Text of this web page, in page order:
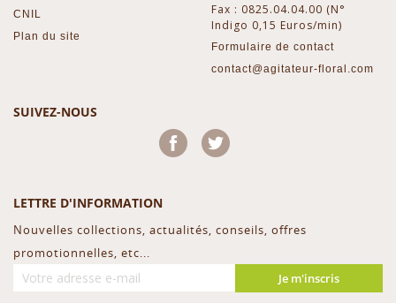
CNIL
Plan du site
Fax : 0825.04.04.00 (N°
Indigo 0,15 Euros/min)
Formulaire de contact
contact@agitateur-floral.com
SUIVEZ-NOUS
Facebook
LETTRE D'INFORMATION
Nouvelles collections, actualités, conseils, offres
promotionnelles, etc...
Je m'inscris